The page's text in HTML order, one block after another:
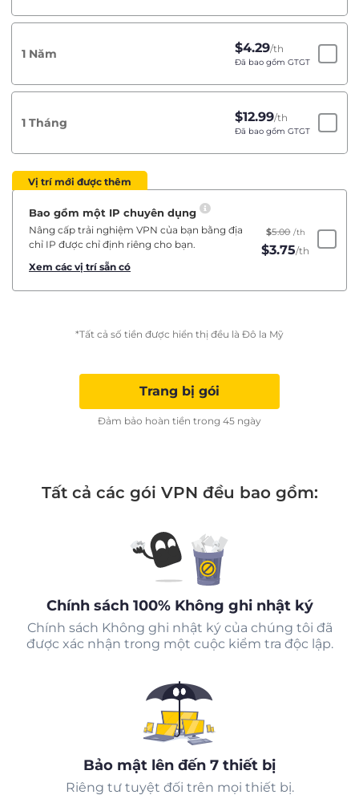
1 Năm $4.29/th
Đã bao gồm GTGT
1 Tháng $12.99/th
Đã bao gồm GTGT
Vị trí mới được thêm
Bao gồm một IP chuyên dụng
Nâng cấp trải nghiệm VPN của bạn bằng địa
chỉ IP được chỉ định riêng cho bạn.
Xem các vị trí sẵn có
$5.00 /th
$3.75/th
*Tất cả số tiền được hiển thị đều là Đô la Mỹ
Trang bị gói
Đảm bảo hoàn tiền trong 45 ngày
Tất cả các gói VPN đều bao gồm:
Chính sách 100% Không ghi nhật ký
Chính sách Không ghi nhật ký của chúng tôi đã
được xác nhận trong một cuộc kiểm tra độc lập.
Bảo mật lên đến 7 thiết bị
Riêng tư tuyệt đối trên mọi thiết bị.